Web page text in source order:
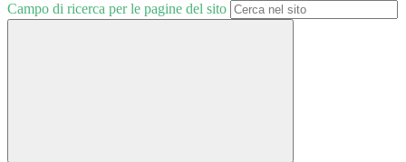
Campo di ricerca per le pagine del sito